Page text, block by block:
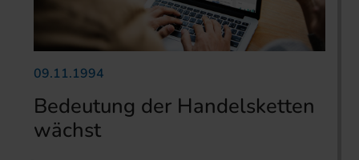
09.11.1994
Bedeutung der Handelsketten
wächst